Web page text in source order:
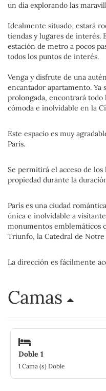
un día explorando las
Idealmente situado, estará
tiendas y lugares de interés.
estación de metro a pocos
todos los puntos de interés.
Venga y disfrute de una
encantador apartamento. Ya
prolongada, encontrará todo
cómoda e inolvidable en la
Este espacio es muy
Paris.
Se permitirá el acceso de los
propiedad durante la
París es una ciudad
única e inolvidable a
monumentos emblemáticos
Triunfo, la Catedral de Notre
La dirección es fácilmente
Camas
Doble 1
1 Cama (s) Doble